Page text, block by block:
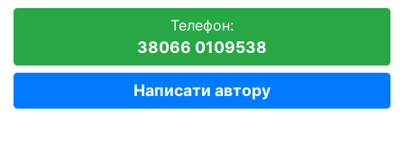
Телефон:
38066 0109538
Написати автору